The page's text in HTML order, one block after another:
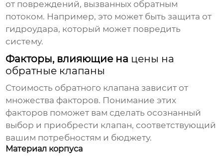
от повреждений, вызванных обратным
потоком. Например, это может быть защита от
гидроудара, который может повредить
систему.
Факторы, влияющие на цены на
обратные клапаны
Стоимость обратного клапана зависит от
множества факторов. Понимание этих
факторов поможет вам сделать осознанный
выбор и приобрести клапан, соответствующий
вашим потребностям и бюджету.
Материал корпуса